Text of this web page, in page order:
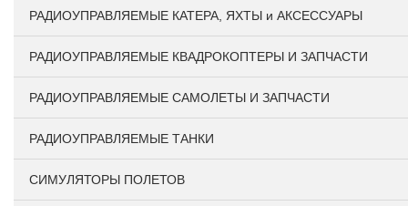
РАДИОУПРАВЛЯЕМЫЕ КАТЕРА, ЯХТЫ и АКСЕССУАРЫ
РАДИОУПРАВЛЯЕМЫЕ КВАДРОКОПТЕРЫ И ЗАПЧАСТИ
РАДИОУПРАВЛЯЕМЫЕ САМОЛЕТЫ И ЗАПЧАСТИ
РАДИОУПРАВЛЯЕМЫЕ ТАНКИ
СИМУЛЯТОРЫ ПОЛЕТОВ